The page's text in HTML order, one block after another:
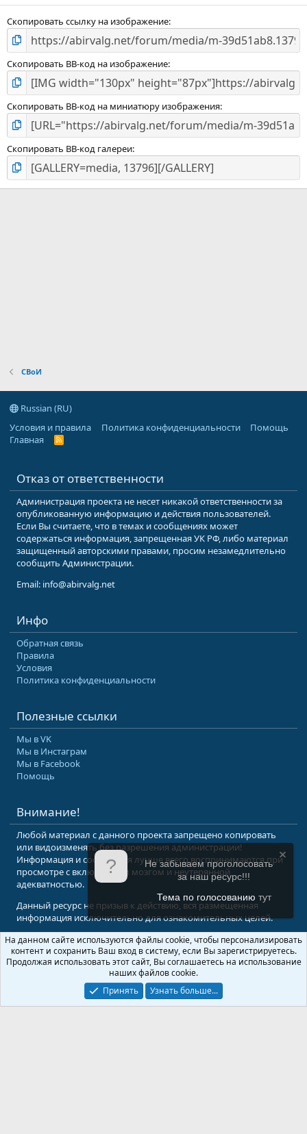
Скопировать ссылку на изображение
Скопировать BB-код на изображение
Скопировать BB-код на миниатюру изображения
Скопировать BB-код галереи
СВоИ
Russian (RU)
Условия и правила
Политика конфиденциальности
Помощь
Главная
R
Отказ от ответственности
Администрация проекта не несет никакой ответственности за
опубликованную информацию и действия пользователей.
Если Вы считаете, что в темах и сообщениях может
содержаться информация, запрещенная УК РФ, либо материал
защищенный авторскими правами, просим незамедлительно
сообщить Администрации.
Email: info@abirvalg.net
Инфо
Обратная связь
Правила
Условия
Политика конфиденциальности
Полезные ссылки
Мы в VK
Мы в Инстаграм
Мы в Facebook
Помощь
Внимание!
Любой материал с данного проекта запрещено копировать
или видоизменять без разрешения администрации!
Информация и сообщения лучше всего воспринимаются при
просмотре с включенным мозгом и неутерянной
адекватностью.
Данный ресурс не призыв к действию, вся размещенная
информация исключительно для ознакомительных целей.
© 2008-2026 Форум Абырвалг.нет - подводная охота, дайвинг, туризм
Перевод: XenForo.Info
Не забываем проголосовать
за наш ресурс!!!
Тема по голосованию тут
На данном сайте используются файлы cookie, чтобы персонализировать
контент и сохранить Ваш вход в систему, если Вы зарегистрируетесь.
Продолжая использовать этот сайт, Вы соглашаетесь на использование
наших файлов cookie.
Принять
Узнать больше...